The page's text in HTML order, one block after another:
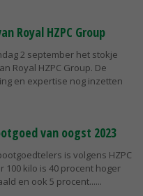
Royal HZPC Group
2 september het stokje
Royal HZPC Group. De
en expertise nog inzetten
van oogst 2023
is volgens HZPC
100 kilo is 40 procent hoger
en ook 5 procent...